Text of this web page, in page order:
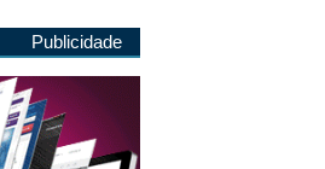
Publicidade